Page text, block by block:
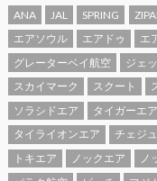
ANA JAL SPRING
エアソウル
エアドゥ エ
グレーターベイ航空
ジェ
スカイマーク
スクート
ソラシドエア
タイガーエ
タイライオンエア
チェジュ
トキエア
ノックエア ノ